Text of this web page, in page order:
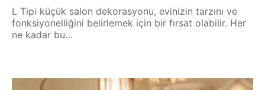
L Tipi küçük salon dekorasyonu, evinizin tarzını ve
fonksiyonelliğini belirlemek için bir fırsat olabilir. Her
ne kadar bu…